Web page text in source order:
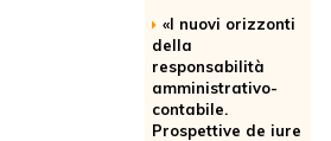
«I nuovi orizzonti
della
responsabilità
amministrativo-
contabile.
Prospettive de iure